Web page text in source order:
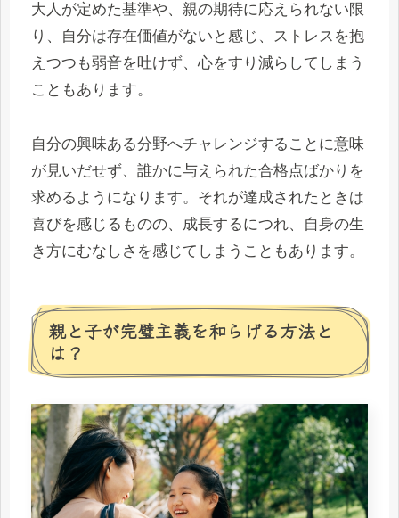
大人が定めた基準や、親の期待に応えられない限
り、自分は存在価値がないと感じ、ストレスを抱
えつつも弱音を吐けず、心をすり減らしてしまう
こともあります。
自分の興味ある分野へチャレンジすることに意味
が見いだせず、誰かに与えられた合格点ばかりを
求めるようになります。それが達成されたときは
喜びを感じるものの、成長するにつれ、自身の生
き方にむなしさを感じてしまうこともあります。
親と子が完璧主義を和らげる方法と
は？